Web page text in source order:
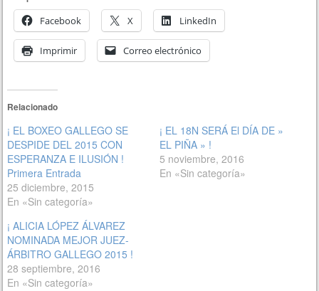
Facebook
X LinkedIn
Imprimir Correo electrónico
Relacionado
¡ EL BOXEO GALLEGO SE
DESPIDE DEL 2015 CON
ESPERANZA E ILUSIÓN !
Primera Entrada
25 diciembre, 2015
En «Sin categoría»
¡ EL 18N SERÁ El DÍA DE »
EL PIÑA » !
5 noviembre, 2016
En «Sin categoría»
¡ ALICIA LÓPEZ ÁLVAREZ
NOMINADA MEJOR JUEZ-
ÁRBITRO GALLEGO 2015 !
28 septiembre, 2016
En «Sin categoría»